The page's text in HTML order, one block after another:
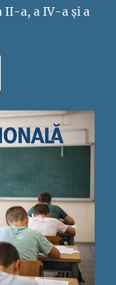
II-a, a IV-a și a